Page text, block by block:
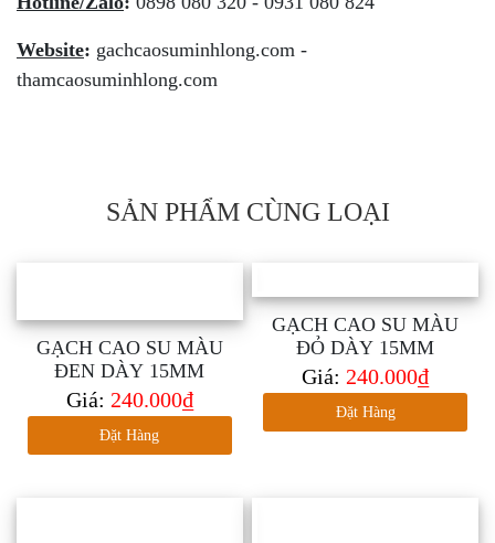
Website: gachcaosuminhlong.com -
thamcaosuminhlong.com
SẢN PHẨM CÙNG LOẠI
GẠCH CAO SU MÀU
ĐEN DÀY 15MM
Giá: 240.000₫
Đặt Hàng
GẠCH CAO SU MÀU
ĐỎ DÀY 15MM
Giá: 240.000₫
Đặt Hàng